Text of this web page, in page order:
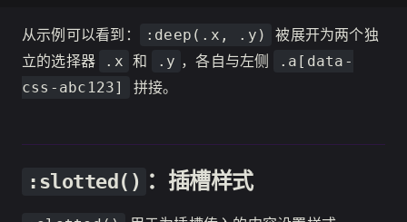
从示例可以看到： :deep(.x, .y)
被展开为两个独
立的选择器
.x 和 .y ，各自与左侧
.a[data-
css-abc123]
拼接。
:slotted() ：插槽样式